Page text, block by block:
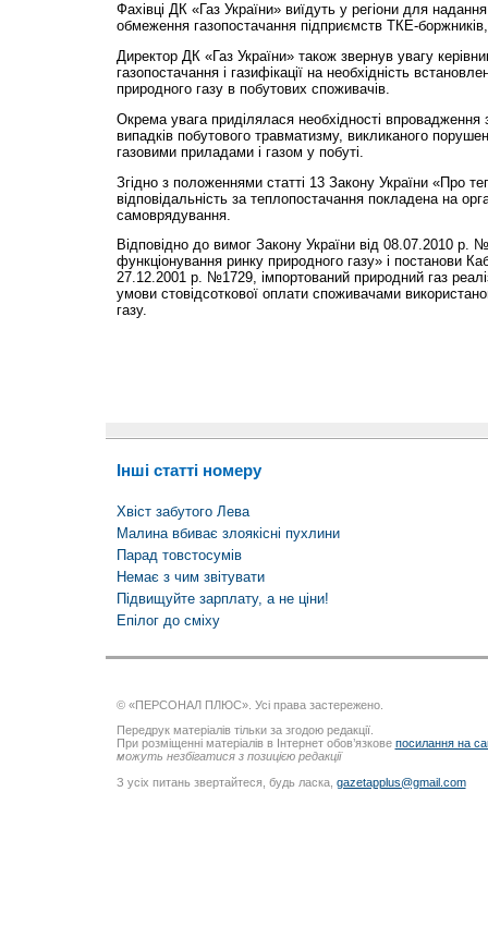
Фахівці ДК «Газ України» виїдуть у регіони для
обмеження газопостачання підприємств ТКЕ-
Директор ДК «Газ України» також звернув увагу
газопостачання і газифікації на необхідність
природного газу в побутових споживачів.
Окрема увага приділялася необхідності
випадків побутового травматизму, викликаного
газовими приладами і газом у побуті.
Згідно з положеннями статті 13 Закону України «Про
відповідальність за теплопостачання покладена на
самоврядування.
Відповідно до вимог Закону України від 08.07.2010 р.
функціонування ринку природного газу» і постанови
27.12.2001 р. №1729, імпортований природний газ
умови стовідсоткової оплати споживачами
газу.
Інші статті номеру
Хвіст забутого Лева
Малина вбиває злоякісні пухлини
Парад товстосумів
Немає з чим звітувати
Підвищуйте зарплату, а не ціни!
Епілог до сміху
© «ПЕРСОНАЛ ПЛЮС». Усі права застережено.
Передрук матеріалів тільки за згодою редакції.
При розміщенні матеріалів в Інтернет обов’язкове посилання на
можуть незбігатися з позицією редакції
З усіх питань звертайтеся, будь ласка, gazetapplus@gmail.com